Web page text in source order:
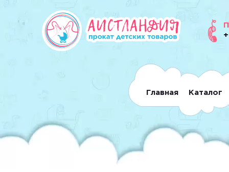
Главная Каталог